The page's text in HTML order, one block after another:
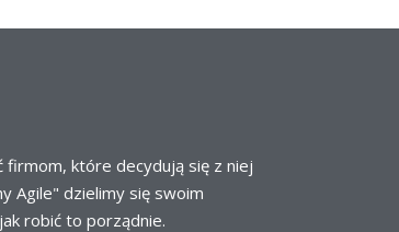
które decydują się z niej
Agile" dzielimy się swoim
robić to porządnie.